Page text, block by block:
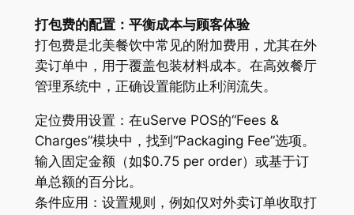
打包费的配置：平衡成本与顾客体验
打包费是北美餐饮中常见的附加费用，尤其在外
卖订单中，用于覆盖包装材料成本。在高效餐厅
管理系统中，正确设置能防止利润流失。
定位费用设置：在uServe POS的“Fees &
Charges”模块中，找到“Packaging Fee”选项。
输入固定金额（如$0.75 per order）或基于订
单总额的百分比。
条件应用：设置规则，例如仅对外卖订单收取打